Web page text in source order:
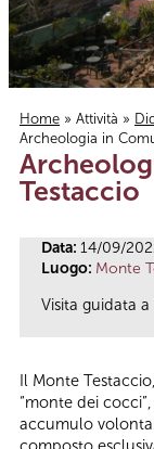
Tu sei qui
Home » Attività »
Archeologia in
Testaccio
Data: 14/09/
Luogo: Monte
Visita guidata
Il Monte
“monte dei
accumulo